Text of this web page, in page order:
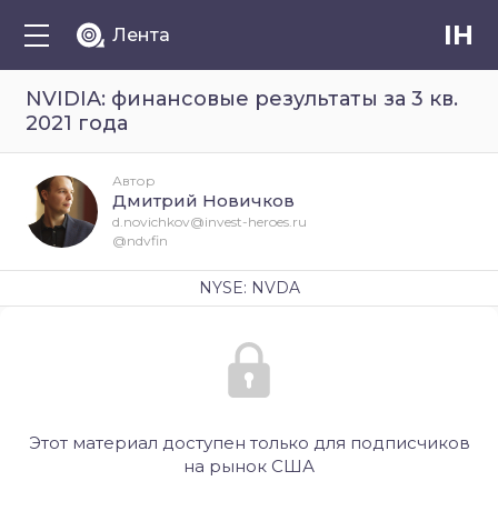
Лента IH
NVIDIA: финансовые результаты за 3 кв.
2021 года
Этот материал доступен только для подписчиков
на рынок США
Автор
Дмитрий Новичков
d.novichkov@invest-heroes.ru
@ndvfin
NYSE: NVDA